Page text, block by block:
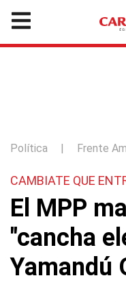
Política | Frente
CAMBIATE QUE
El MPP
"cancha
Yamandú